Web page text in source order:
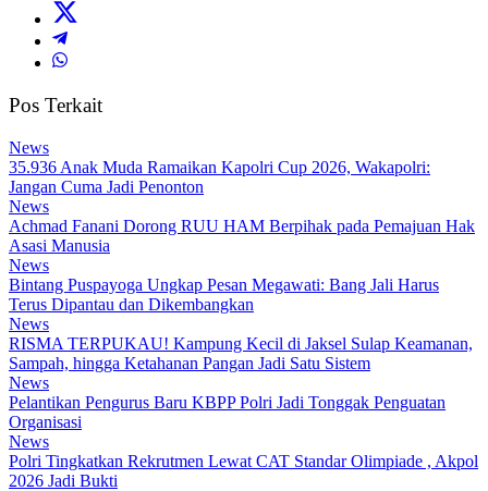
Pos Terkait
News
35.936 Anak Muda Ramaikan Kapolri Cup 2026, Wakapolri:
Jangan Cuma Jadi Penonton
News
Achmad Fanani Dorong RUU HAM Berpihak pada Pemajuan Hak
Asasi Manusia
News
Bintang Puspayoga Ungkap Pesan Megawati: Bang Jali Harus
Terus Dipantau dan Dikembangkan
News
RISMA TERPUKAU! Kampung Kecil di Jaksel Sulap Keamanan,
Sampah, hingga Ketahanan Pangan Jadi Satu Sistem
News
Pelantikan Pengurus Baru KBPP Polri Jadi Tonggak Penguatan
Organisasi
News
Polri Tingkatkan Rekrutmen Lewat CAT Standar Olimpiade , Akpol
2026 Jadi Bukti